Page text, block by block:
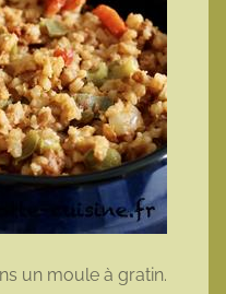
un moule à gratin.